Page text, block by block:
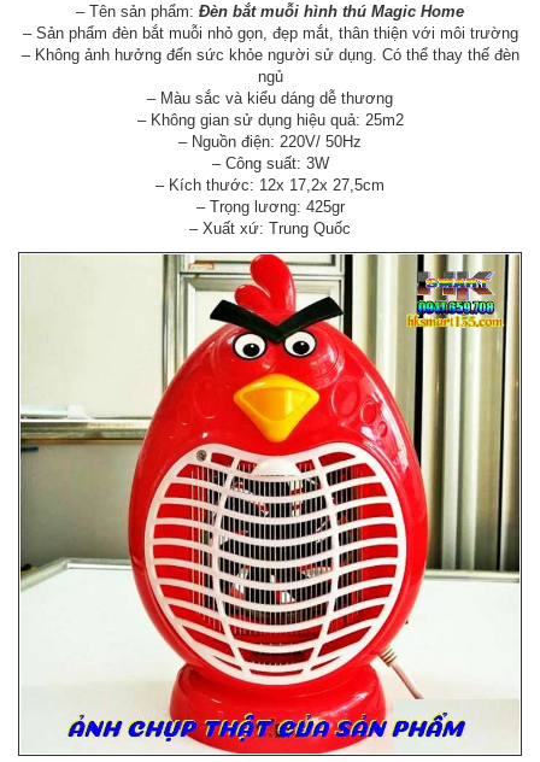
– Tên sản phẩm: Đèn bắt muỗi hình thú Magic Home
– Sản phẩm đèn bắt muỗi nhỏ gọn, đẹp mắt, thân thiện với môi trường
– Không ảnh hưởng đến sức khỏe người sử dụng. Có thể thay thế đèn
ngủ
– Màu sắc và kiểu dáng dễ thương
– Không gian sử dụng hiệu quả: 25m2
– Nguồn điện: 220V/ 50Hz
– Công suất: 3W
– Kích thước: 12x 17,2x 27,5cm
– Trọng lương: 425gr
– Xuất xứ: Trung Quốc